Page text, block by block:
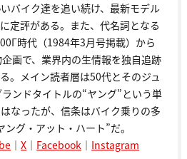
バイク達を追い続け、最新モデル
定評がある。また、代名詞となる
時代（1984年3月号掲載）から
画で、業界内の生情報を独自追跡
。メイン読者層は50代とそのジュ
ンドタイトルの“ヤング”という単
なったが、信条はバイク乗りの多
グ・アット・ハート”だ。
｜ X ｜ Facebook ｜ Instagram